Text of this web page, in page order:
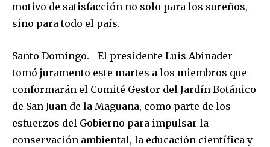
motivo de satisfacción no solo para los sureños,
sino para todo el país.
Santo Domingo.– El presidente Luis Abinader
tomó juramento este martes a los miembros que
conformarán el Comité Gestor del Jardín Botánico
de San Juan de la Maguana, como parte de los
esfuerzos del Gobierno para impulsar la
conservación ambiental, la educación científica y